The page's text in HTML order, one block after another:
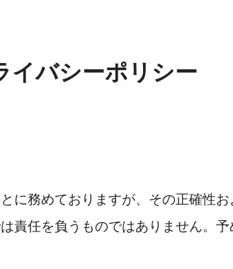
イバシーポリシー
務めておりますが、その正確性
任を負うものではありません。予